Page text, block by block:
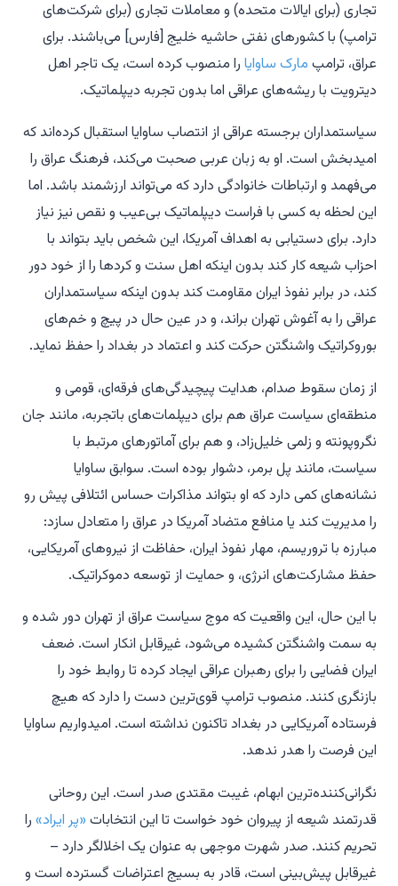
تجاری (برای ایالات متحده) و معاملات تجاری (برای شرکت‌های
ترامپ) با کشورهای نفتی حاشیه خلیج [فارس] می‌باشند. برای
عراق، ترامپ مارک ساوایا را منصوب کرده است، یک تاجر اهل
دیترویت با ریشه‌های عراقی اما بدون تجربه دیپلماتیک.
سیاستمداران برجسته عراقی از انتصاب ساوایا استقبال کرده‌اند که
امیدبخش است. او به زبان عربی صحبت می‌کند، فرهنگ عراق را
می‌فهمد و ارتباطات خانوادگی دارد که می‌تواند ارزشمند باشد. اما
این لحظه به کسی با فراست دیپلماتیک بی‌عیب و نقص نیز نیاز
دارد. برای دستیابی به اهداف آمریکا، این شخص باید بتواند با
احزاب شیعه کار کند بدون اینکه اهل سنت و کردها را از خود دور
کند، در برابر نفوذ ایران مقاومت کند بدون اینکه سیاستمداران
عراقی را به آغوش تهران براند، و در عین حال در پیچ و خم‌های
بوروکراتیک واشنگتن حرکت کند و اعتماد در بغداد را حفظ نماید.
از زمان سقوط صدام، هدایت پیچیدگی‌های فرقه‌ای، قومی و
منطقه‌ای سیاست عراق هم برای دیپلمات‌های باتجربه، مانند جان
نگروپونته و زلمی خلیل‌زاد، و هم برای آماتورهای مرتبط با
سیاست، مانند پل برمر، دشوار بوده است. سوابق ساوایا
نشانه‌های کمی دارد که او بتواند مذاکرات حساس ائتلافی پیش رو
را مدیریت کند یا منافع متضاد آمریکا در عراق را متعادل سازد:
مبارزه با تروریسم، مهار نفوذ ایران، حفاظت از نیروهای آمریکایی،
حفظ مشارکت‌های انرژی، و حمایت از توسعه دموکراتیک.
با این حال، این واقعیت که موج سیاست عراق از تهران دور شده و
به سمت واشنگتن کشیده می‌شود، غیرقابل انکار است. ضعف
ایران فضایی را برای رهبران عراقی ایجاد کرده تا روابط خود را
بازنگری کنند. منصوب ترامپ قوی‌ترین دست را دارد که هیچ
فرستاده آمریکایی در بغداد تاکنون نداشته است. امیدواریم ساوایا
این فرصت را هدر ندهد.
نگرانی‌کننده‌ترین ابهام، غیبت مقتدی صدر است. این روحانی
قدرتمند شیعه از پیروان خود خواست تا این انتخابات «پر ایراد» را
تحریم کنند. صدر شهرت موجهی به عنوان یک اخلالگر دارد –
غیرقابل پیش‌بینی است، قادر به بسیج اعتراضات گسترده است و